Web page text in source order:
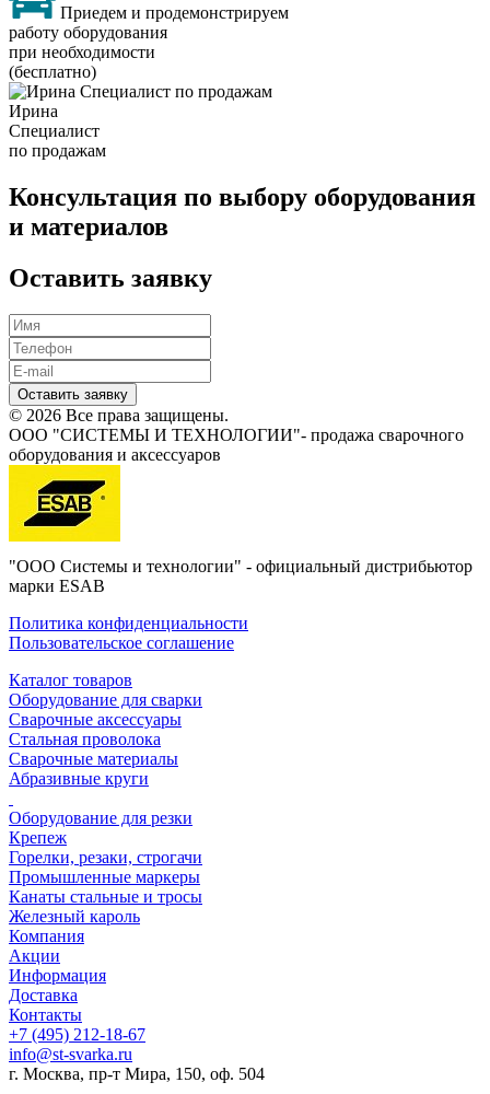
Приедем и продемонстрируем
работу оборудования
при необходимости
(бесплатно)
Ирина
Специалист
по продажам
Консультация по выбору оборудования
и материалов
Оставить заявку
Оставить заявку
© 2026 Все права защищены.
ООО "СИСТЕМЫ И ТЕХНОЛОГИИ"- продажа сварочного
оборудования и аксессуаров
"ООО Системы и технологии" - официальный дистрибьютор
марки ESAB
Политика конфиденциальности
Пользовательское соглашение
Каталог товаров
Оборудование для сварки
Сварочные аксессуары
Стальная проволока
Сварочные материалы
Абразивные круги
Оборудование для резки
Крепеж
Горелки, резаки, строгачи
Промышленные маркеры
Канаты стальные и тросы
Железный кароль
Компания
Акции
Информация
Доставка
Контакты
+7 (495) 212-18-67
info@st-svarka.ru
г. Москва, пр-т Мира, 150, оф. 504